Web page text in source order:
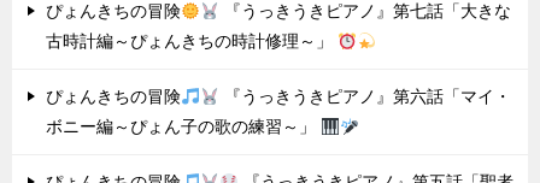
ぴょんきちの冒険
『うっきうきピアノ』第七話「大きな
古時計編～ぴょんきちの時計修理～」
ぴょんきちの冒険
『うっきうきピアノ』第六話「マイ・
ボニー編～ぴょん子の歌の練習～」